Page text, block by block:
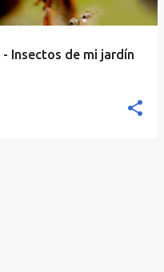
Insectos de mi jardín